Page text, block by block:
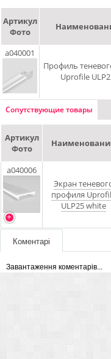
Артикул
Фото
a040001
Профиль
Uprofile
Сопутствующие товары
Артикул
Фото
a040006
Экран
профиля
ULP25 white
Коментарі
Завантаження коментарів...